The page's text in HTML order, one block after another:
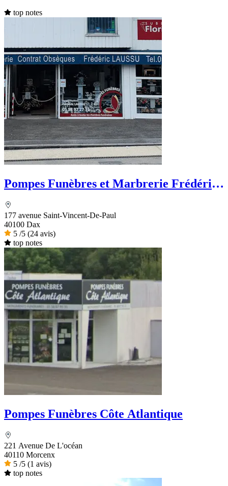
top notes
Pompes Funèbres et Marbrerie Frédéric
177 avenue Saint-Vincent-De-Paul
40100 Dax
5 /5 (24 avis)
top notes
Pompes Funèbres Côte Atlantique
221 Avenue De L'océan
40110 Morcenx
5 /5 (1 avis)
top notes